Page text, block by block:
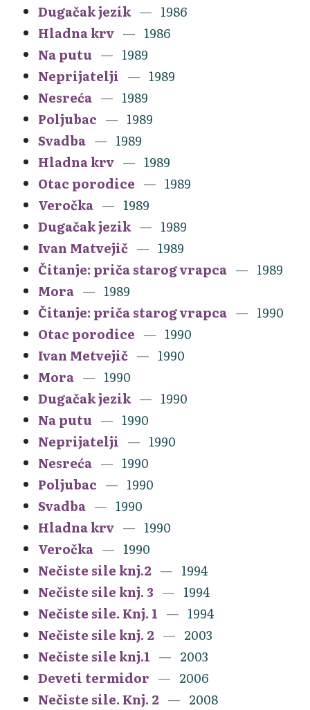
Dugačak jezik
1986
Hladna krv
1986
Na putu
1989
Neprijatelji
1989
Nesreća
1989
Poljubac
1989
Svadba
1989
Hladna krv
1989
Otac porodice
1989
Veročka
1989
Dugačak jezik
1989
Ivan Matvejič
1989
Čitanje: priča starog vrapca
1989
Mora
1989
Čitanje: priča starog vrapca
1990
Otac porodice
1990
Ivan Metvejič
1990
Mora
1990
Dugačak jezik
1990
Na putu
1990
Neprijatelji
1990
Nesreća
1990
Poljubac
1990
Svadba
1990
Hladna krv
1990
Veročka
1990
Nečiste sile knj.2
1994
Nečiste sile knj. 3
1994
Nečiste sile. Knj. 1
1994
Nečiste sile knj. 2
2003
Nečiste sile knj.1
2003
Deveti termidor
2006
Nečiste sile. Knj. 2
2008